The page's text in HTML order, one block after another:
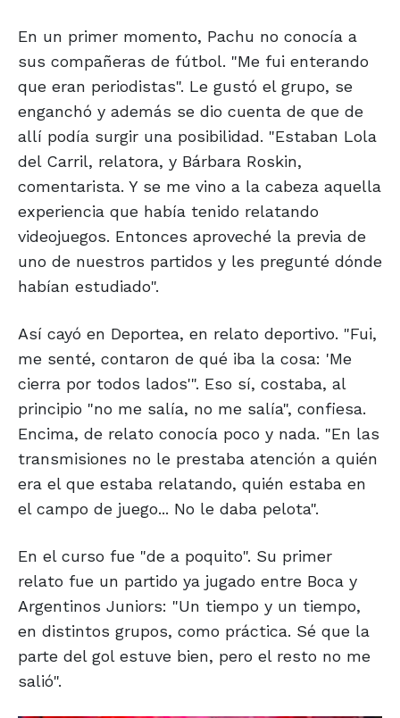
En un primer momento, Pachu no conocía a
sus compañeras de fútbol. "Me fui enterando
que eran periodistas". Le gustó el grupo, se
enganchó y además se dio cuenta de que de
allí podía surgir una posibilidad. "Estaban Lola
del Carril, relatora, y Bárbara Roskin,
comentarista. Y se me vino a la cabeza aquella
experiencia que había tenido relatando
videojuegos. Entonces aproveché la previa de
uno de nuestros partidos y les pregunté dónde
habían estudiado".
Así cayó en Deportea, en relato deportivo. "Fui,
me senté, contaron de qué iba la cosa: 'Me
cierra por todos lados'". Eso sí, costaba, al
principio "no me salía, no me salía", confiesa.
Encima, de relato conocía poco y nada. "En las
transmisiones no le prestaba atención a quién
era el que estaba relatando, quién estaba en
el campo de juego... No le daba pelota".
En el curso fue "de a poquito". Su primer
relato fue un partido ya jugado entre Boca y
Argentinos Juniors: "Un tiempo y un tiempo,
en distintos grupos, como práctica. Sé que la
parte del gol estuve bien, pero el resto no me
salió".